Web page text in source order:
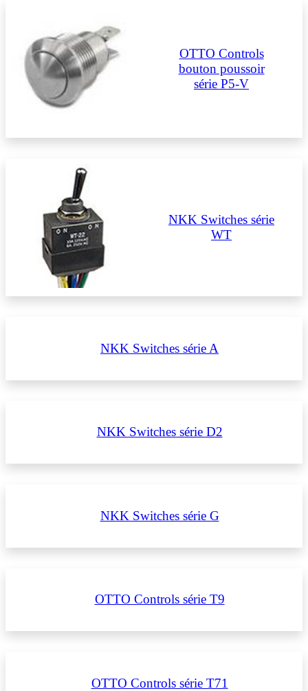
OTTO Controls
bouton poussoir
série P5-V
NKK Switches série
WT
NKK Switches série A
NKK Switches série D2
NKK Switches série G
OTTO Controls série T9
OTTO Controls série T71